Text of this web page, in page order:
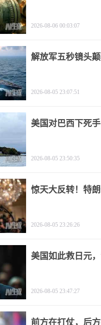
2026-08-06 00:03:07
解放军五秒镜头
2026-08-05 23:07:51
美国对巴西下死
2026-08-05 23:50:35
惊天大反转！特
2026-08-05 23:26:26
美国如此救日元
2026-08-05 23:47:27
前方在打仗，后